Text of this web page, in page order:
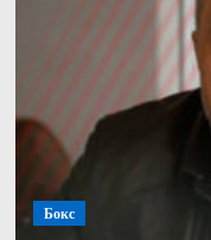
Бокс